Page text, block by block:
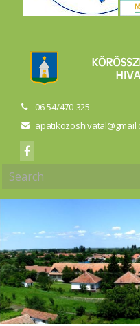
06-54/470-325